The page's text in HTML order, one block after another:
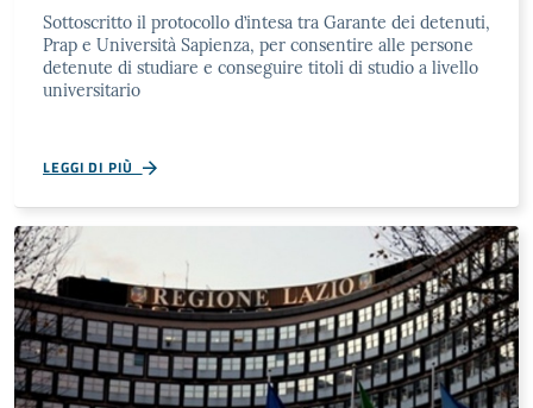
Sottoscritto il protocollo d’intesa tra Garante dei detenuti,
Prap e Università Sapienza, per consentire alle persone
detenute di studiare e conseguire titoli di studio a livello
universitario
LEGGI DI PIÙ